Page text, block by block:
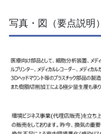
写真・図（要点説明）